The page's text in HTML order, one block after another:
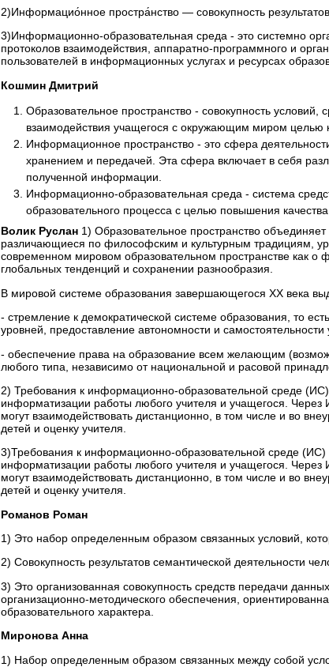
2)Информацио́нное простра́нство — совокупность
3)Информационно-образовательная среда - это системно
протоколов взаимодействия, аппаратно-программного и
пользователей в информационных услугах и ресурсах
Кошмин Дмитрий
Образовательное пространство - совокупность
взаимодействия учащегося с окружающим миром целью
Информационное пространство - это сфера
хранением и передачей. Эта сфера включает в себя
полученной информации.
Информационно-образовательная среда - система
образовательного процесса с целью повышения
Волик Руслан 1) Образовательное пространство
различающиеся по философским и культурным традициям,
современном мировом образовательном про­странстве как
глобальных тенденций и сохранении разнообразия.
В мировой системе образования завершающегося XX века
- стремление к демократической системе образования, то
уров­ней, предоставление автономности и
- обеспечение права на образование всем желающим
любого типа, независимо от национальной и расовой
2) Требования к информационно-образовательной среде
информатизации работы любого учителя и учащегося.
могут взаимодействовать дистанционно, в том числе и во
детей и оценку учителя.
3)Требования к информационно-образовательной среде
информатизации работы любого учителя и учащегося.
могут взаимодействовать дистанционно, в том числе и во
детей и оценку учителя.
Романов Роман
1) Это набор определенным образом связанных условий,
2) Совокупность результатов семантической деятельности
3) Это организованная совокупность средств передачи
организационно-методического обеспечения,
образовательного характера.
Миронова Анна
1) Набор определенным образом связанных между собой